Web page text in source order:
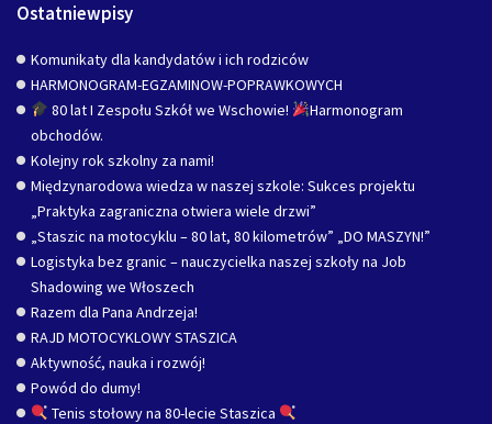
Ostatniewpisy
Komunikaty dla kandydatów i ich rodziców
HARMONOGRAM-EGZAMINOW-POPRAWKOWYCH
80 lat I Zespołu Szkół we Wschowie!
Harmonogram
obchodów.
Kolejny rok szkolny za nami!
Międzynarodowa wiedza w naszej szkole: Sukces projektu
„Praktyka zagraniczna otwiera wiele drzwi”
„Staszic na motocyklu – 80 lat, 80 kilometrów” „DO MASZYN!”
Logistyka bez granic – nauczycielka naszej szkoły na Job
Shadowing we Włoszech
Razem dla Pana Andrzeja!
RAJD MOTOCYKLOWY STASZICA
Aktywność, nauka i rozwój!
Powód do dumy!
Tenis stołowy na 80-lecie Staszica